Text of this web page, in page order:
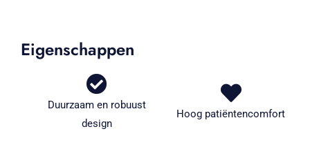
Eigenschappen
Duurzaam en robuust
design
Hoog patiëntencomfort